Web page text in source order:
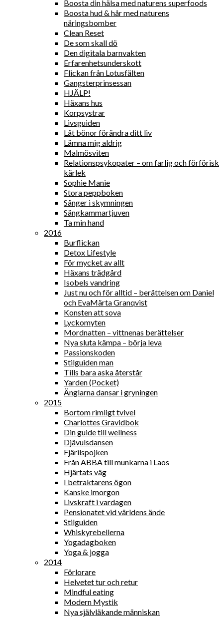
Boosta din hälsa med naturens superfoods
Boosta hud & hår med naturens
näringsbomber
Clean Reset
De som skall dö
Den digitala barnvakten
Erfarenhetsunderskott
Flickan från Lotusfälten
Gangsterprinsessan
HJÄLP!
Häxans hus
Korpsystrar
Livsguiden
Låt bönor förändra ditt liv
Lämna mig aldrig
Malmösviten
Relationspsykopater – om farlig och förförisk
kärlek
Sophie Manie
Stora peppboken
Sånger i skymningen
Sängkammartjuven
Ta min hand
2016
Burflickan
Detox Lifestyle
För mycket av allt
Häxans trädgård
Isobels vandring
Just nu och för alltid – berättelsen om Daniel
och EvaMärta Granqvist
Konsten att sova
Lyckomyten
Mordnatten – vittnenas berättelser
Nya sluta kämpa – börja leva
Passionskoden
Stilguiden man
Tills bara aska återstår
Yarden (Pocket)
Änglarna dansar i gryningen
2015
Bortom rimligt tvivel
Charlottes Gravidbok
Din guide till wellness
Djävulsdansen
Fjärilspojken
Från ABBA till munkarna i Laos
Hjärtats väg
I betraktarens ögon
Kanske imorgon
Livskraft i vardagen
Pensionatet vid världens ände
Stilguiden
Whiskyrebellerna
Yogadagboken
Yoga & jogga
2014
Förlorare
Helvetet tur och retur
Mindful eating
Modern Mystik
Nya självläkande människan